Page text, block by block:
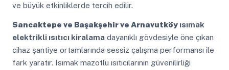
ve büyük etkinliklerde tercih edilir.
Sancaktepe ve Başakşehir ve Arnavutköyısımak
elektrikli ısıtıcı kiralamadayanıklı gövdesiyle öne çıkan
cihaz şantiye ortamlarında sessiz çalışma performansı ile
fark yaratır. Isımak mazotlu ısıtıcılarının güvenilirliği